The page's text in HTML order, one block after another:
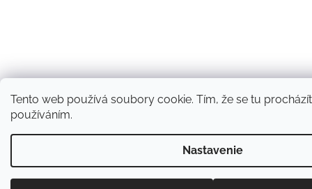
Tento web používá soubory cookie. Tím, že se tu
používáním.
Nastavenie